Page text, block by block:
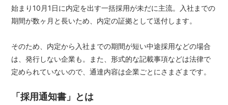
始まり10月1日に内定を出す一括採用が未だに主流。入社までの
期間が数ヶ月と長いため、内定の証拠として送付します。
そのため、内定から入社までの期間が短い中途採用などの場合
は、発行しない企業も。また、形式的な記載事項などは法律で
定められていないので、通達内容は企業ごとにさまざまです。
「採用通知書」とは